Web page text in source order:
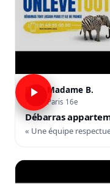
Madame B.
Paris 16e
Débarras
« Une équipe